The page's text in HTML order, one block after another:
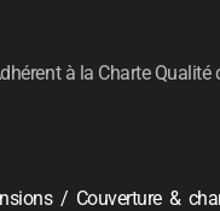
à la Charte Qualité
/ Couverture &